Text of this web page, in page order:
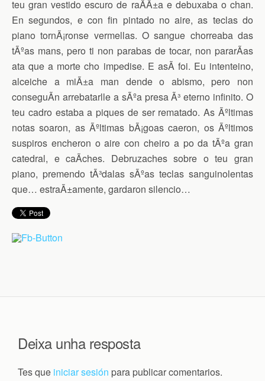
teu gran vestido escuro de raÃ­Ã±a e debuxaba o chan.
En segundos, e con fin pintado no aire, as teclas do
piano tornÃ¡ronse vermellas. O sangue chorreaba das
tÃºas mans, pero ti non parabas de tocar, non pararÃ­as
ata que a morte cho impedise. E asÃ­ foi. Eu intenteino,
alceiche a miÃ±a man dende o abismo, pero non
conseguÃ­n arrebatarlle a sÃºa presa Ã³ eterno infinito. O
teu cadro estaba a piques de ser rematado. As Ãºltimas
notas soaron, as Ãºltimas bÃ¡goas caeron, os Ãºltimos
suspiros encheron o aire con cheiro a po da tÃºa gran
catedral, e caÃ­ches. Debruzaches sobre o teu gran
piano, premendo tÃ³dalas sÃºas teclas sanguinolentas
que… estraÃ±amente, gardaron silencio…
Deixa unha resposta
Tes que iniciar sesión para publicar comentarios.